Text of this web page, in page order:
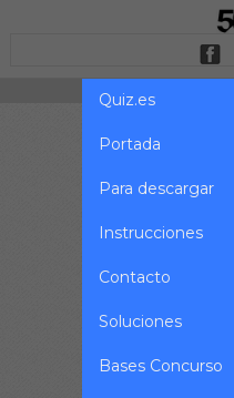
Quiz.es
Portada
Para descargar
Instrucciones
Contacto
Soluciones
Bases Concurso